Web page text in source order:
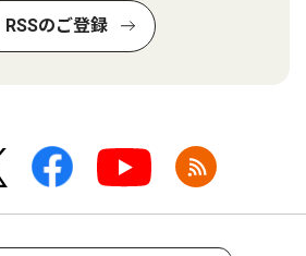
RSSのご登録